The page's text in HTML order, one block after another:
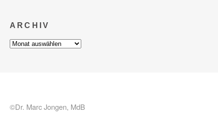
ARCHIV
Archiv
©Dr. Marc Jongen, MdB